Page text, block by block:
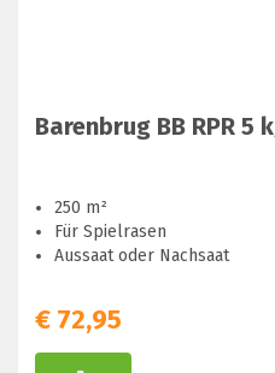
Barenbrug BB RPR 5
250 m²
Für Spielrasen
Aussaat oder Nachsaat
€ 72,95